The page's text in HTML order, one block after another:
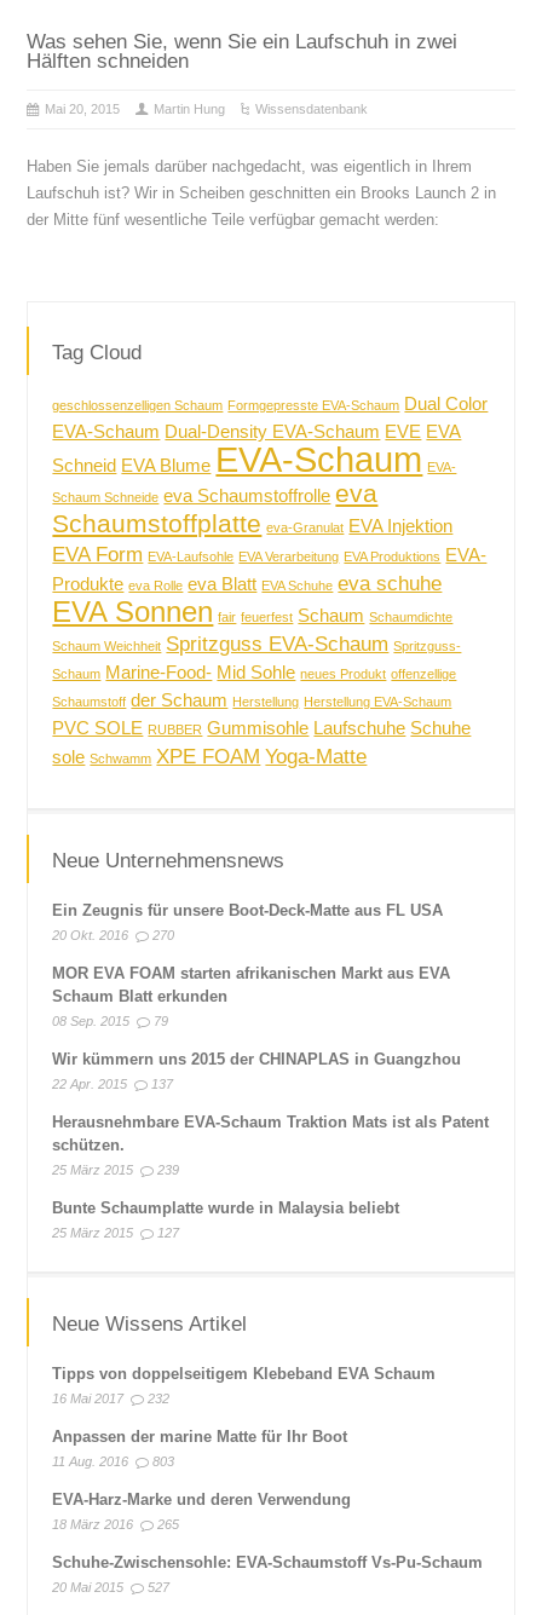
Was sehen Sie, wenn Sie ein Laufschuh in zwei
Hälften schneiden
Mai 20, 2015 Martin Hung Wissensdatenbank
Haben Sie jemals darüber nachgedacht, was eigentlich in Ihrem
Laufschuh ist? Wir in Scheiben geschnitten ein Brooks Launch 2 in
der Mitte fünf wesentliche Teile verfügbar gemacht werden:
Tag Cloud
geschlossenzelligen Schaum Formgepresste EVA-Schaum Dual Color
EVA-Schaum Dual-Density EVA-Schaum EVE EVA
Schneid EVA Blume EVA-Schaum EVA-
Schaum Schneide eva Schaumstoffrolle eva
Schaumstoffplatte eva-Granulat EVA Injektion
EVA Form EVA-Laufsohle EVA Verarbeitung EVA Produktions EVA-
Produkte eva Rolle eva Blatt EVA Schuhe eva schuhe
EVA Sonnen fair feuerfest Schaum Schaumdichte
Schaum Weichheit Spritzguss EVA-Schaum Spritzguss-
Schaum Marine-Food- Mid Sohle neues Produkt offenzellige
Schaumstoff der Schaum Herstellung Herstellung EVA-Schaum
PVC SOLE RUBBER Gummisohle Laufschuhe Schuhe
sole Schwamm XPE FOAM Yoga-Matte
Neue Unternehmensnews
Ein Zeugnis für unsere Boot-Deck-Matte aus FL USA
20 Okt. 2016 270
MOR EVA FOAM starten afrikanischen Markt aus EVA
Schaum Blatt erkunden
08 Sep. 2015 79
Wir kümmern uns 2015 der CHINAPLAS in Guangzhou
22 Apr. 2015 137
Herausnehmbare EVA-Schaum Traktion Mats ist als Patent
schützen.
25 März 2015 239
Bunte Schaumplatte wurde in Malaysia beliebt
25 März 2015 127
Neue Wissens Artikel
Tipps von doppelseitigem Klebeband EVA Schaum
16 Mai 2017 232
Anpassen der marine Matte für Ihr Boot
11 Aug. 2016 803
EVA-Harz-Marke und deren Verwendung
18 März 2016 265
Schuhe-Zwischensohle: EVA-Schaumstoff Vs-Pu-Schaum
20 Mai 2015 527